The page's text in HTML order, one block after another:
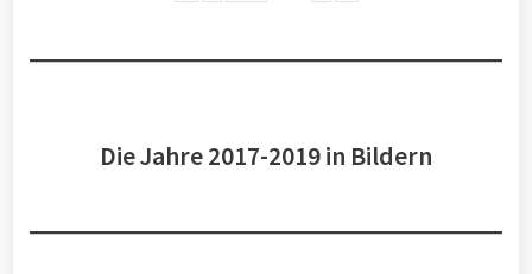
Die Jahre 2017-2019 in Bildern